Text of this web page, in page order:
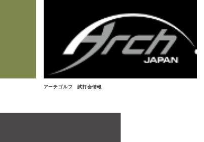
アーチゴルフ 試打会情報